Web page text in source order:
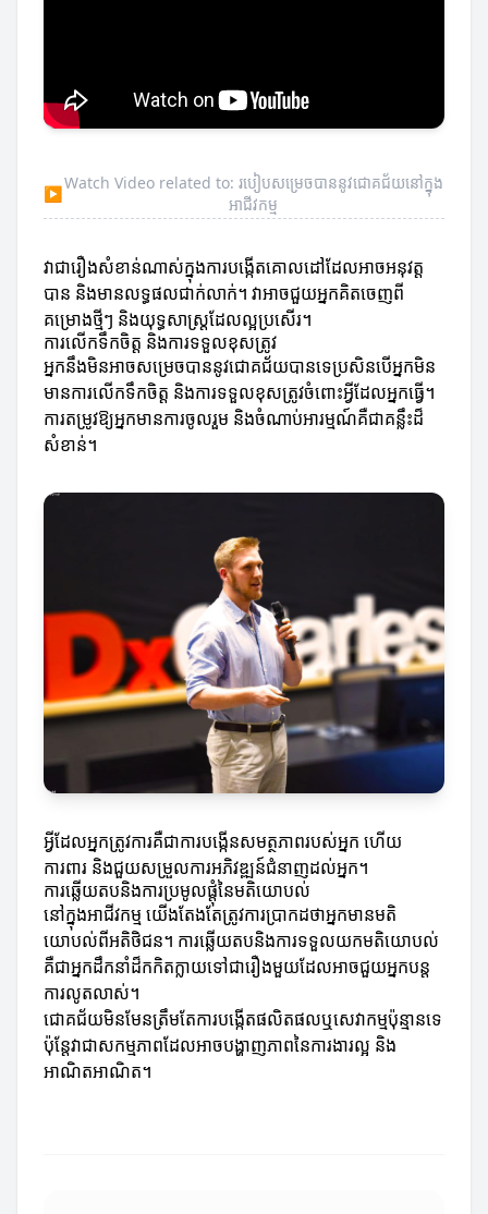
▶
Watch Video related to: របៀបសម្រេចបាននូវជោគជ័យនៅក្នុង
អាជីវកម្ម
វាជារឿងសំខាន់ណាស់ក្នុងការបង្កើតគោលដៅដែលអាចអនុវត្ត
បាន និងមានលទ្ធផលជាក់លាក់។ វាអាចជួយអ្នកគិតចេញពី
គម្រោងថ្មីៗ និងយុទ្ធសាស្ត្រដែលល្អប្រសើរ។
ការលើកទឹកចិត្ត និងការទទួលខុសត្រូវ
អ្នកនឹងមិនអាចសម្រេចបាននូវជោគជ័យបានទេប្រសិនបើអ្នកមិន
មានការលើកទឹកចិត្ត និងការទទួលខុសត្រូវចំពោះអ្វីដែលអ្នកធ្វើ។
ការតម្រូវឱ្យអ្នកមានការចូលរួម និងចំណាប់អារម្មណ៍គឺជាគន្លឹះដ៏
សំខាន់។
អ្វីដែលអ្នកត្រូវការគឺជាការបង្កើនសមត្ថភាពរបស់អ្នក ហើយ
ការពារ និងជួយសម្រួលការអភិវឌ្ឍន៍ជំនាញដល់អ្នក។
ការឆ្លើយតបនិងការប្រមូលផ្តុំនៃមតិយោបល់
នៅក្នុងអាជីវកម្ម យើងតែងតែត្រូវការប្រាកដថាអ្នកមានមតិ
យោបល់ពីអតិថិជន។ ការឆ្លើយតបនិងការទទួលយកមតិយោបល់
គឺជាអ្នកដឹកនាំដ៏កកិតក្លាយទៅជារឿងមួយដែលអាចជួយអ្នកបន្ត
ការលូតលាស់។
ជោគជ័យមិនមែនត្រឹមតែការបង្កើតផលិតផលឬសេវាកម្មប៉ុន្មានទេ
ប៉ុន្តែវាជាសកម្មភាពដែលអាចបង្ហាញភាពនៃការងារល្អ និង
អាណិតអាណិត។